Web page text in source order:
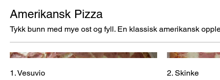
Amerikansk Pizza
Tykk bunn med mye ost og fyll. En klassisk amerikansk
1. Vesuvio
2. Skinke